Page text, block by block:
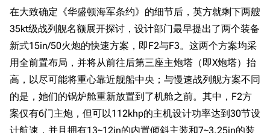
在大致确定《华盛顿海军条约》的细节后，英方就剩下两艘
35kt级战列舰名额展开探讨，设计部门最早提出了两个装备
新式15in/50火炮的快速方案，即F2与F3。这两个方案均采
用全前置布局，并将从前往后第三座主炮塔（即X炮塔）抬
高，以尽可能将重心靠近舰船中央；与慢速战列舰方案不同
的是，她们的锅炉舱重新放置到了机舱之前。其中，F2方
案仅有6门主炮，但可以112khp的主机设计功率达到30节设
计航速，并且拥有13~12in的内置倾斜主装和7~3.25in的装